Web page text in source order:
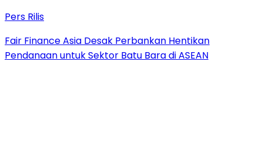
Pers Rilis
Fair Finance Asia Desak Perbankan Hentikan
Pendanaan untuk Sektor Batu Bara di ASEAN